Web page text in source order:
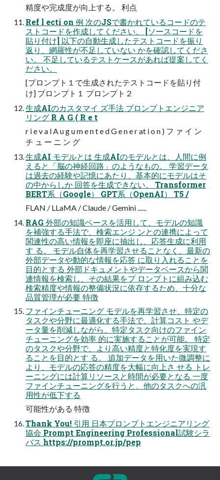
精度や完成度が向上する。 利点
Ref l ecti on 例 次のJSで書かれているコードのテ
ストコードを作成してください。 [ソースコードを
貼り付け] 以下の自動生成したテストコードを振り
返り、網羅性が不足していない かを確認してくださ
い。 不足しているテストケースがあれば提案してく
ださい。
[プロンプト１で生成されたテストコードを貼り付
け] プロンプト１ プロンプト２
生成AIのカスタマイ ズ手法 プロンプトエンジニア
リング R A G ( R e t
r i e v a l A u g u m e n t e d G e n e r at i o n ) フ ァ イ ン
チ ュ ー ニ ン グ
生成AI モデルとは 生成AIのモデルとは、人間に例
えると「脳の神経回路」のようなもの。 学習データ
は過去の経験や記憶にあたり、基本的にモデルはそ
の中からしか 回答を生成できない。 Transformer
BERT系（Google） GPT系（OpenAI） T5 /
FLAN / LLaMA / Claude / Gemini ......
RAG 外部の知識ベースを活用して、モデルの知識
を補強する手法で、検索エンジ ンとの連携によって
関連性の高い情報を即座に抽出し、応答生成に利用
す る。 モデル⾃体を再学習させることなく、最新の
外部データや動的な情報を応答 に取り⼊れることを
目的とする 外部ドキュメントやデータベースから関
連情報を検索し、その結果をプ ロンプトに組み込む
検索精度や情報の整備状況に依存するため、⼗分な
品質管理が必要 特徴
ファインチューニング モデルを再学習させ、特定の
タスクや分野に最適化する手法で、計算コスト やデ
ータ量を削減しながら、特定タスク向けのファイン
チューニングを効率 的に実施することが可能。 特定
のタスクや分野で、より⾼い精度と特化度を実現す
ることを目的とす る。 追加データを⽤いた微調整に
より、モデルの応答の精度を⼤幅に向上さ せる トレ
ーニングには計算リソースと時間が必要となる ⼀度
ファインチューニングを⾏うと、他のタスクへの汎
⽤性が低下する
可能性がある 特徴
Thank You! 引用 日本プロンプトエンジニアリング
協会 Prompt Engineering Professional試験シラ
バス https://prompt.or.jp/pep